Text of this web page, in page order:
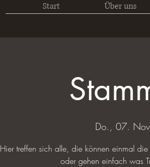
Start Über uns
Do., 07.
Hier treffen sich alle, die können einmal
oder gehen einfach was